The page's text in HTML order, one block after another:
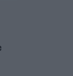
utilizado
a 1º
eventuais